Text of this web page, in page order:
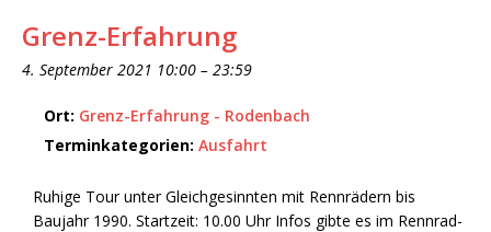
Grenz-Erfahrung
4. September 2021 10:00 – 23:59
Ort: Grenz-Erfahrung - Rodenbach
Terminkategorien: Ausfahrt
Ruhige Tour unter Gleichgesinnten mit Rennrädern bis
Baujahr 1990. Startzeit: 10.00 Uhr Infos gibte es im Rennrad-